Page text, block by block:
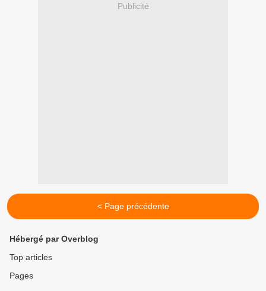
Publicité
< Page précédente
Hébergé par Overblog
Top articles
Pages